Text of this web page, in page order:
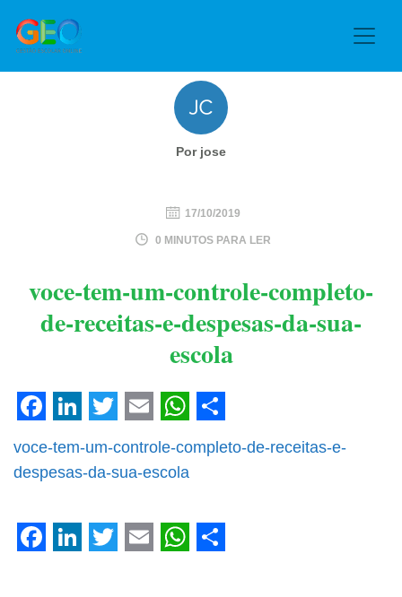
Por jose
17/10/2019
0 MINUTOS PARA LER
voce-tem-um-controle-completo-
de-receitas-e-despesas-da-sua-
escola
Facebook
LinkedIn
Twitter
EmailWhatsApp
Share
voce-tem-um-controle-completo-de-receitas-e-
despesas-da-sua-escola